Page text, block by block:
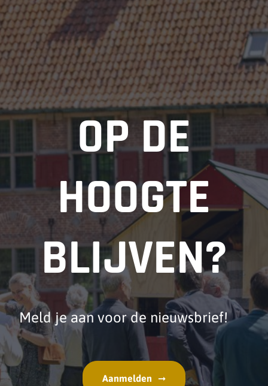
OP DE
HOOGTE
BLIJVEN?
Meld je aan voor de nieuwsbrief!
Aanmelden